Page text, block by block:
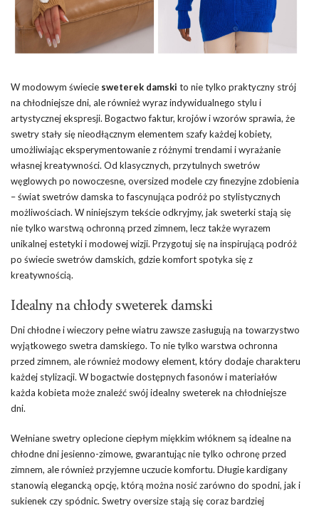
W modowym świecie sweterek damski to nie tylko praktyczny strój
na chłodniejsze dni, ale również wyraz indywidualnego stylu i
artystycznej ekspresji. Bogactwo faktur, krojów i wzorów sprawia, że
swetry stały się nieodłącznym elementem szafy każdej kobiety,
umożliwiając eksperymentowanie z różnymi trendami i wyrażanie
własnej kreatywności. Od klasycznych, przytulnych swetrów
węglowych po nowoczesne, oversized modele czy finezyjne zdobienia
– świat swetrów damska to fascynująca podróż po stylistycznych
możliwościach. W niniejszym tekście odkryjmy, jak sweterki stają się
nie tylko warstwą ochronną przed zimnem, lecz także wyrazem
unikalnej estetyki i modowej wizji. Przygotuj się na inspirującą podróż
po świecie swetrów damskich, gdzie komfort spotyka się z
kreatywnością.
Idealny na chłody sweterek damski
Dni chłodne i wieczory pełne wiatru zawsze zasługują na towarzystwo
wyjątkowego swetra damskiego. To nie tylko warstwa ochronna
przed zimnem, ale również modowy element, który dodaje charakteru
każdej stylizacji. W bogactwie dostępnych fasonów i materiałów
każda kobieta może znaleźć swój idealny sweterek na chłodniejsze
dni.
Wełniane swetry oplecione ciepłym miękkim włóknem są idealne na
chłodne dni jesienno-zimowe, gwarantując nie tylko ochronę przed
zimnem, ale również przyjemne uczucie komfortu. Długie kardigany
stanowią elegancką opcję, którą można nosić zarówno do spodni, jak i
sukienek czy spódnic. Swetry oversize stają się coraz bardziej